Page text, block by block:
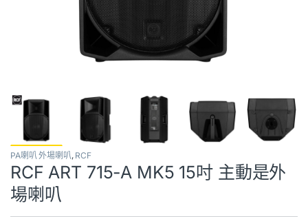
PA喇叭 外場喇叭, RCF
RCF ART 715-A MK5 15吋 主動是外
場喇叭